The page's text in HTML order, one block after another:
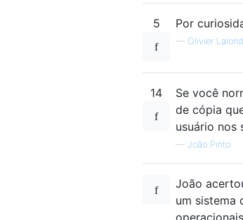
5 Por
— Olivier
14
Se você
de cópia
usuário nos
— João Pinto
João
um sistema